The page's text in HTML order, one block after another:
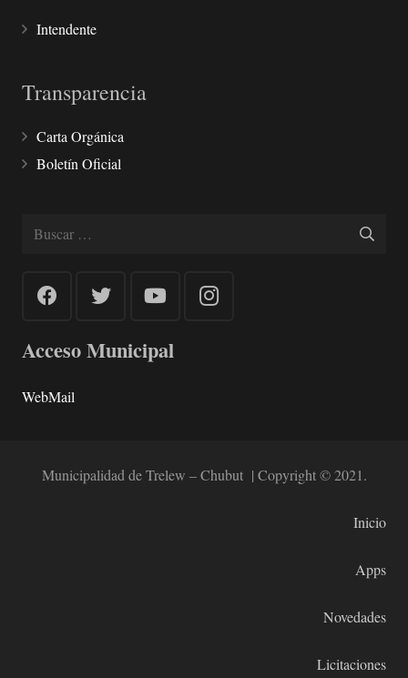
Intendente
Transparencia
Carta Orgánica
Boletín Oficial
Buscar:
Acceso Municipal
WebMail
Municipalidad de Trelew – Chubut | Copyright © 2021.
Inicio
Apps
Novedades
Licitaciones